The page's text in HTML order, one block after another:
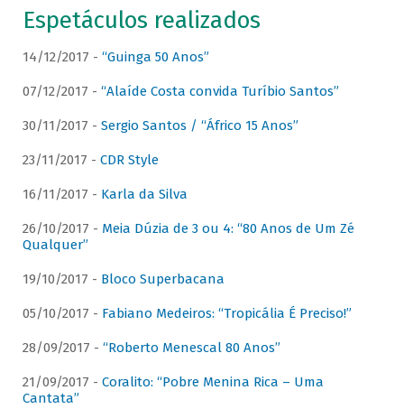
Espetáculos realizados
14/12/2017 - “Guinga 50 Anos”
07/12/2017 - “Alaíde Costa convida Turíbio Santos”
30/11/2017 - Sergio Santos / “Áfrico 15 Anos”
23/11/2017 - CDR Style
16/11/2017 - Karla da Silva
26/10/2017 - Meia Dúzia de 3 ou 4: “80 Anos de Um Zé
Qualquer”
19/10/2017 - Bloco Superbacana
05/10/2017 - Fabiano Medeiros: “Tropicália É Preciso!”
28/09/2017 - “Roberto Menescal 80 Anos”
21/09/2017 - Coralito: “Pobre Menina Rica – Uma
Cantata”